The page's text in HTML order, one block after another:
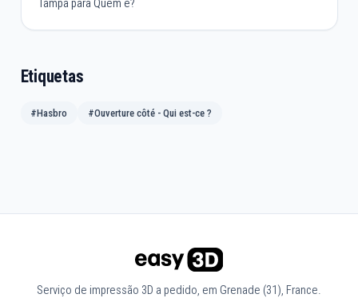
Tampa para Quem é?
Etiquetas
#Hasbro #Ouverture côté - Qui est-ce ?
Serviço de impressão 3D a pedido, em Grenade (31), France.